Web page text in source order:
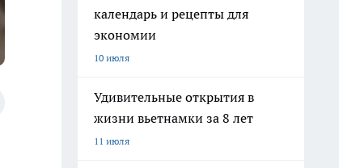
календарь и рецепты для
экономии
10 июля
Удивительные открытия в
жизни вьетнамки за 8 лет
11 июля